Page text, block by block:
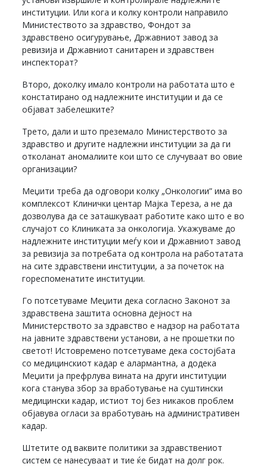
институции. Или кога и колку контроли направило
Министеството за здравство, Фондот за
здравствено осигурување, Државниот завод за
ревизија и Државниот санитарен и здравствен
инспекторат?
Второ, доколку имало контроли на работата што е
констатирано од надлежните институции и да се
објават забелешките?
Трето, дали и што преземало Министерството за
здравство и другите надлежни институции за да ги
отколанат аномалиите кои што се случуваат во овие
организации?
Меџити треба да одговори колку „Онкологии” има во
комплексот Клинички центар Мајка Тереза, а не да
дозволува да се заташкуваат работите како што е во
случајот со Клиниката за онкологија. Укажуваме до
надлежните институции меѓу кои и Државниот завод
за ревизија за потребата од контрола на работатата
на сите здравствени институции, а за почеток на
гореспоменатите институции.
Го потсетуваме Меџити дека согласно Законот за
здравствена заштита основна дејност на
Министерството за здравство е надзор на работата
на јавните здравствени установи, а не прошетки по
светот! Истовремено потсетуваме дека состојбата
со медицинскиот кадар е алармантна, а додека
Меџити ја префрлува вината на други институции
кога станува збор за вработување на суштински
медицински кадар, истиот тој без никаков проблем
објавува огласи за вработувањ на административен
кадар.
Штетите од ваквите политики за здравствениот
систем се нанесуваат и тие ќе бидат на долг рок.